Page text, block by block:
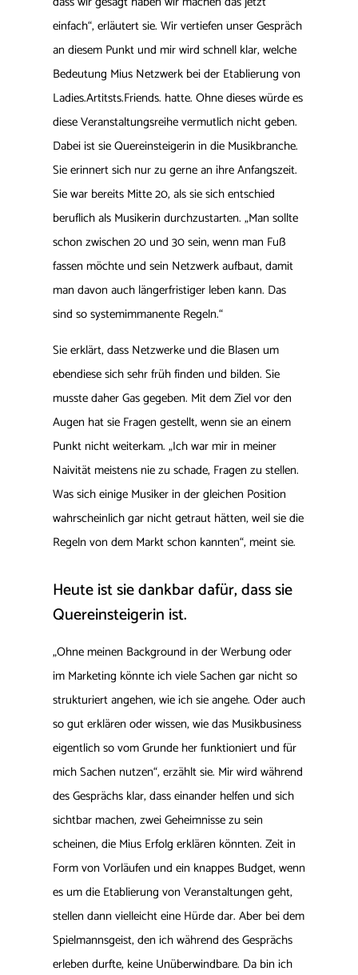
einfach“, erläutert sie. Wir vertiefen unser Gespräch
an diesem Punkt und mir wird schnell klar, welche
Bedeutung Mius Netzwerk bei der Etablierung von
Ladies.Artitsts.Friends. hatte. Ohne dieses würde es
diese Veranstaltungsreihe vermutlich nicht geben.
Dabei ist sie Quereinsteigerin in die Musikbranche.
Sie erinnert sich nur zu gerne an ihre Anfangszeit.
Sie war bereits Mitte 20, als sie sich entschied
beruflich als Musikerin durchzustarten. „Man sollte
schon zwischen 20 und 30 sein, wenn man Fuß
fassen möchte und sein Netzwerk aufbaut, damit
man davon auch längerfristiger leben kann. Das
sind so systemimmanente Regeln.“
Sie erklärt, dass Netzwerke und die Blasen um
ebendiese sich sehr früh finden und bilden. Sie
musste daher Gas gegeben. Mit dem Ziel vor den
Augen hat sie Fragen gestellt, wenn sie an einem
Punkt nicht weiterkam. „Ich war mir in meiner
Naivität meistens nie zu schade, Fragen zu stellen.
Was sich einige Musiker in der gleichen Position
wahrscheinlich gar nicht getraut hätten, weil sie die
Regeln von dem Markt schon kannten“, meint sie.
Heute ist sie dankbar dafür, dass sie
Quereinsteigerin ist.
„Ohne meinen Background in der Werbung oder
im Marketing könnte ich viele Sachen gar nicht so
strukturiert angehen, wie ich sie angehe. Oder auch
so gut erklären oder wissen, wie das Musikbusiness
eigentlich so vom Grunde her funktioniert und für
mich Sachen nutzen“, erzählt sie. Mir wird während
des Gesprächs klar, dass einander helfen und sich
sichtbar machen, zwei Geheimnisse zu sein
scheinen, die Mius Erfolg erklären könnten. Zeit in
Form von Vorläufen und ein knappes Budget, wenn
es um die Etablierung von Veranstaltungen geht,
stellen dann vielleicht eine Hürde dar. Aber bei dem
Spielmannsgeist, den ich während des Gesprächs
erleben durfte, keine Unüberwindbare. Da bin ich